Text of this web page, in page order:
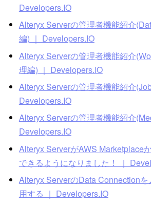
Developers.IO
Alteryx Serverの管理者機能紹介
編) ｜ Developers.IO
Alteryx Serverの管理者機能紹介
理編) ｜ Developers.IO
Alteryx Serverの管理者機能紹介
Developers.IO
Alteryx Serverの管理者機能紹介
Developers.IO
Alteryx ServerがAWS Marketplace
できるようになりました！ ｜
Alteryx ServerのData Connection
用する ｜ Developers.IO